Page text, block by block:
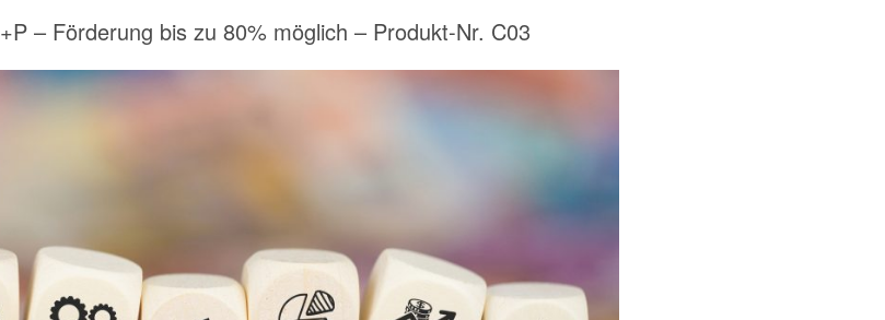
– Förderung bis zu 80% möglich – Produkt-Nr. C03